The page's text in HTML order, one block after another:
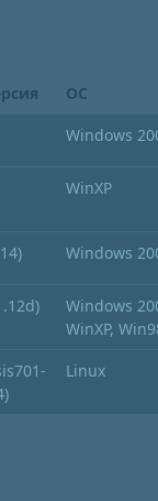
ОС
Windows
WinXP
Windows
Windows
WinXP,
Linux